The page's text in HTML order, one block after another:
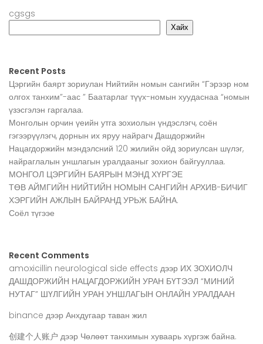
cgsgs
Хайх
Recent Posts
Цэргийн баярт зориулан Нийтийн номын сангийн “Гэрээр ном
олгох танхим”-аас ” Баатарлаг түүх-номын хуудаснаа “номын
үзэсгэлэн гаргалаа.
Монголын орчин үеийн утга зохиолын үндэслэгч, соён
гэгээрүүлэгч, дорнын их яруу найрагч Дашдоржийн
Нацагдоржийн мэндэлсний 120 жилийн ойд зориулсан шүлэг,
найраглалын уншлагын уралдааныг зохион байгууллаа.
МОНГОЛ ЦЭРГИЙН БАЯРЫН МЭНД ХҮРГЭЕ
ТӨВ АЙМГИЙН НИЙТИЙН НОМЫН САНГИЙН АРХИВ-БИЧИГ
ХЭРГИЙН АЖЛЫН БАЙРАНД УРЬЖ БАЙНА.
Соёл түгээе
Recent Comments
amoxicillin neurological side effects дээр ИХ ЗОХИОЛЧ
ДАШДОРЖИЙН НАЦАГДОРЖИЙН УРАН БҮТЭЭЛ “МИНИЙ
НУТАГ” ШҮЛГИЙН УРАН УНШЛАГЫН ОНЛАЙН УРАЛДААН
binance дээр Анхдугаар таван жил
创建个人账户 дээр Чөлөөт танхимын хуваарь хүргэж байна.